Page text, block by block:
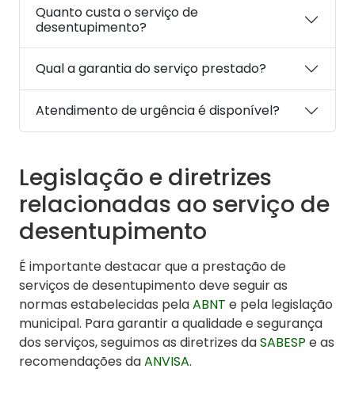
Quanto custa o serviço de
desentupimento?
Qual a garantia do serviço prestado?
Atendimento de urgência é disponível?
Legislação e diretrizes
relacionadas ao serviço de
desentupimento
É importante destacar que a prestação de
serviços de desentupimento deve seguir as
normas estabelecidas pelaABNT e pela legislação
municipal. Para garantir a qualidade e segurança
dos serviços, seguimos as diretrizes daSABESP e as
recomendações daANVISA.